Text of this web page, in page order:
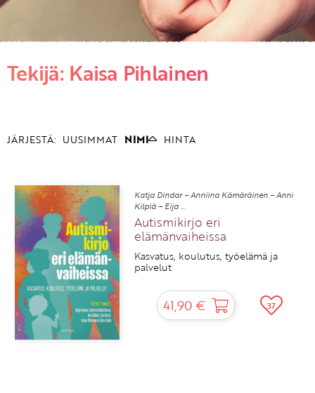
KIRJAUDU SISÄÄN
Etkö ole vielä asiakkaamme?
Tekijä: Kaisa Pihlainen
JÄRJESTÄ: UUSIMMAT NIMI HINTA
Katja Dindar – Anniina Kämäräinen – Anni
Kilpiä – Eija ...
Autismikirjo eri
elämänvaiheissa
Kasvatus, koulutus, työelämä ja
palvelut
41,90 € 37